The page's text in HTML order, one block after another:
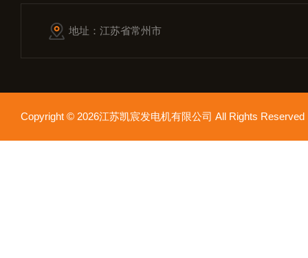
地址：江苏省常州市
Copyright © 2026江苏凯宸发电机有限公司 All Rights